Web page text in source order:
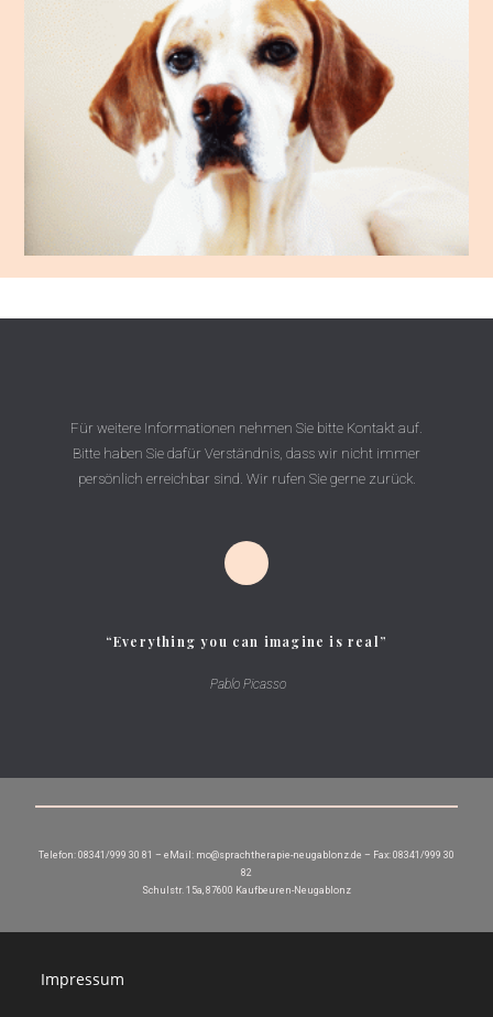
Für weitere Informationen nehmen Sie bitte Kontakt auf.
Bitte haben Sie dafür Verständnis, dass wir nicht immer
persönlich erreichbar sind. Wir rufen Sie gerne zurück.
“Everything you can imagine is real”
Pablo Picasso
Telefon: 08341/999 30 81 – eMail: mo@sprachtherapie-neugablonz.de – Fax: 08341/999 30
82
Schulstr. 15a, 87600 Kaufbeuren-Neugablonz
Impressum